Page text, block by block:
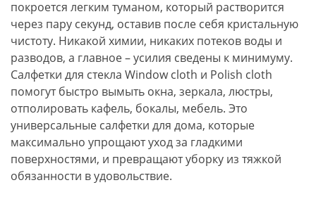
покроется легким туманом, который растворится
через пару секунд, оставив после себя кристальную
чистоту. Никакой химии, никаких потеков воды и
разводов, а главное – усилия сведены к минимуму.
Салфетки для стекла Window cloth и Polish cloth
помогут быстро вымыть окна, зеркала, люстры,
отполировать кафель, бокалы, мебель. Это
универсальные салфетки для дома, которые
максимально упрощают уход за гладкими
поверхностями, и превращают уборку из тяжкой
обязанности в удовольствие.